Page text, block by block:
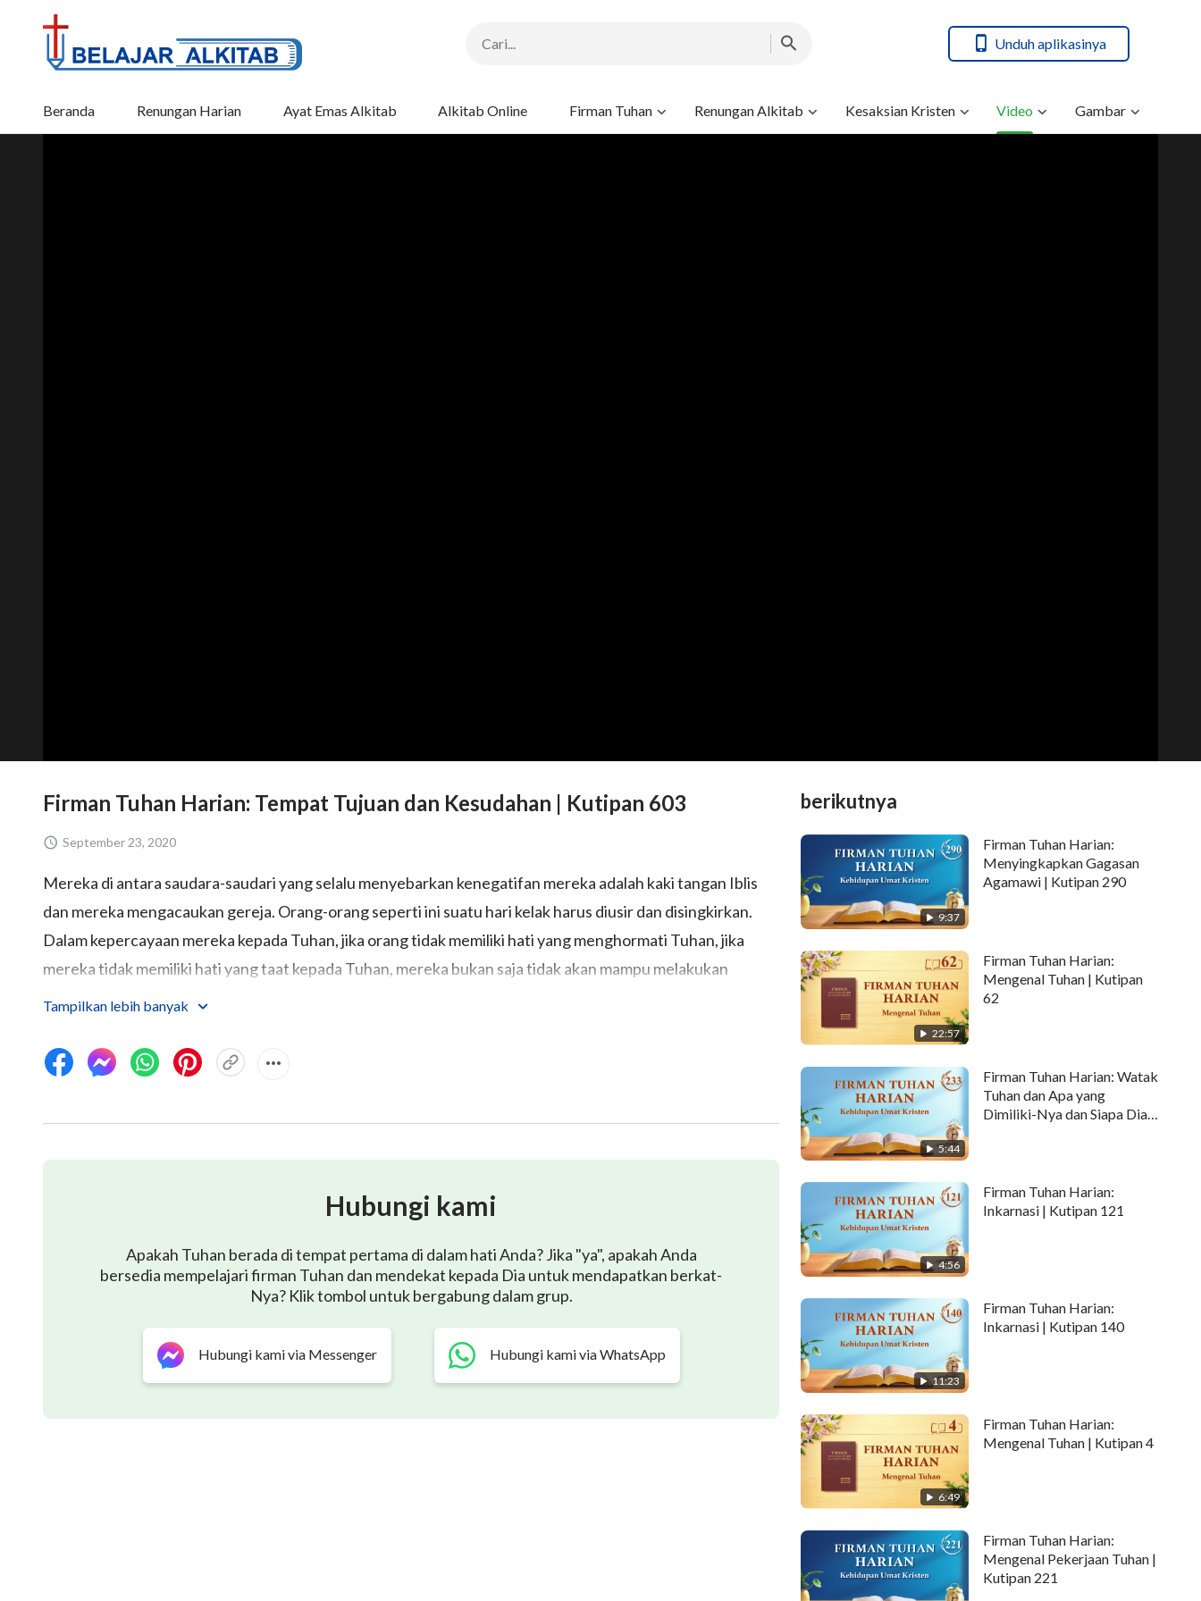
Unduh aplikasinya
Beranda Renungan Harian Ayat Emas Alkitab Alkitab Online Firman Tuhan Renungan Alkitab Kesaksian Kristen Video Gambar
Firman Tuhan Harian: Tempat Tujuan dan Kesudahan | Kutipan 603
September 23, 2020
Mereka di antara saudara-saudari yang selalu menyebarkan kenegatifan mereka adalah kaki tangan Iblis
dan mereka mengacaukan gereja. Orang-orang seperti ini suatu hari kelak harus diusir dan disingkirkan.
Dalam kepercayaan mereka kepada Tuhan, jika orang tidak memiliki hati yang menghormati Tuhan, jika
mereka tidak memiliki hati yang taat kepada Tuhan, mereka bukan saja tidak akan mampu melakukan
pekerjaan apa pun bagi-Nya, tetapi justru sebaliknya, mereka akan menjadi orang-orang yang mengganggu
menghormati-Nya, dan malah menentang Dia, adalah hal paling memalukan sebagai seorang percaya.
Apabila orang-orang percaya selalu hanya asal-asalan dan tidak menjaga perkataan dan tingkah lakunya
jahat di dalam gereja, mereka yang menyebarkan rumor, menimbulkan ketidakharmonisan, dan membentuk
kelompok ekslusif di antara saudara-saudari—mereka semuanya haruslah diusir dari gereja. Namun, karena
saat ini adalah masa pekerjaan Tuhan yang berbeda, orang-orang seperti ini telah dibatasi, sebab mereka
pasti akan menghadapi penyingkiran. Semua orang yang telah dirusak oleh Iblis memiliki watak yang rusak.
Beberapa orang semata-mata memiliki watak yang rusak, sementara beberapa orang yang lainnya
jahatnya. Bukan saja perkataan dan perbuatan mereka menyingkapkan watak jahat mereka yang rusak;
lebih dari itu, orang-orang ini adalah Iblis si setan itu sendiri. Perilaku mereka mengganggu dan
Tampilkan lebih banyak
Hubungi kami
Apakah Tuhan berada di tempat pertama di dalam hati Anda? Jika "ya", apakah Anda
bersedia mempelajari firman Tuhan dan mendekat kepada Dia untuk mendapatkan berkat-
Nya? Klik tombol untuk bergabung dalam grup.
Hubungi kami via Messenger Hubungi kami via WhatsApp
berikutnya
9:37
Firman Tuhan Harian:
Menyingkapkan Gagasan
Agamawi | Kutipan 290
22:57
Firman Tuhan Harian:
Mengenal Tuhan | Kutipan
62
5:44
Firman Tuhan Harian: Watak
Tuhan dan Apa yang
Dimiliki-Nya dan Siapa Dia |
4:56
Firman Tuhan Harian:
Inkarnasi | Kutipan 121
11:23
Firman Tuhan Harian:
Inkarnasi | Kutipan 140
6:49
Firman Tuhan Harian:
Mengenal Tuhan | Kutipan 4
Firman Tuhan Harian:
Mengenal Pekerjaan Tuhan |
Kutipan 221